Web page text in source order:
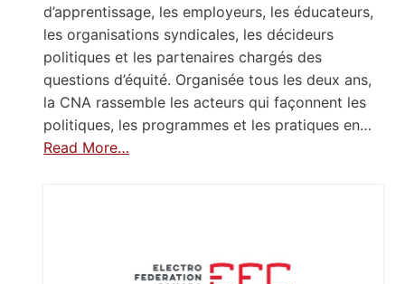
d’apprentissage, les employeurs, les éducateurs,
les organisations syndicales, les décideurs
politiques et les partenaires chargés des
questions d’équité. Organisée tous les deux ans,
la CNA rassemble les acteurs qui façonnent les
politiques, les programmes et les pratiques en…
Read More…